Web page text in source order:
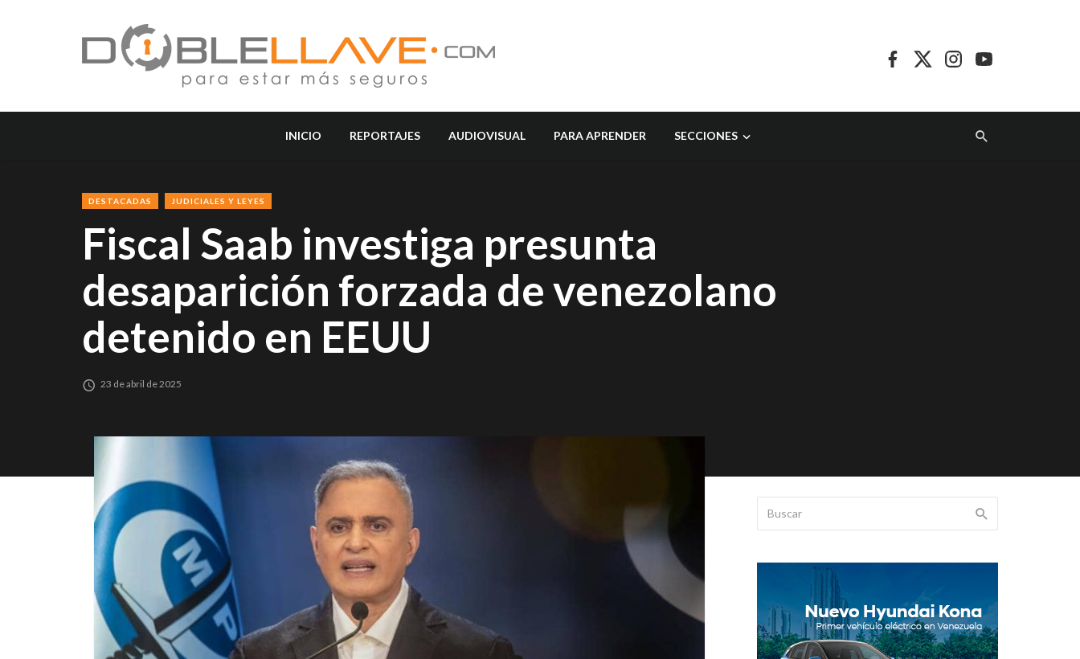
INICIO REPORTAJES AUDIOVISUAL PARA APRENDER SECCIONES
DESTACADAS JUDICIALES Y LEYES
Fiscal Saab investiga presunta
desaparición forzada de venezolano
detenido en EEUU
23 de abril de 2025